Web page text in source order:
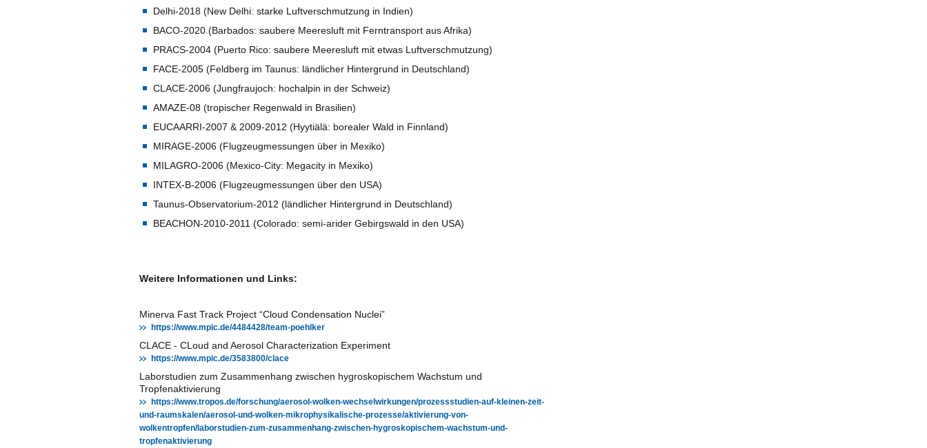
Delhi-2018 (New Delhi: starke Luftverschmutzung in Indien)
BACO-2020 (Barbados: saubere Meeresluft mit Ferntransport aus Afrika)
PRACS-2004 (Puerto Rico: saubere Meeresluft mit etwas Luftverschmutzung)
FACE-2005 (Feldberg im Taunus: ländlicher Hintergrund in Deutschland)
CLACE-2006 (Jungfraujoch: hochalpin in der Schweiz)
AMAZE-08 (tropischer Regenwald in Brasilien)
EUCAARRI-2007 & 2009-2012 (Hyytiälä: borealer Wald in Finnland)
MIRAGE-2006 (Flugzeugmessungen über in Mexiko)
MILAGRO-2006 (Mexico-City: Megacity in Mexiko)
INTEX-B-2006 (Flugzeugmessungen über den USA)
Taunus-Observatorium-2012 (ländlicher Hintergrund in Deutschland)
BEACHON-2010-2011 (Colorado: semi-arider Gebirgswald in den USA)
Weitere Informationen und Links:
Minerva Fast Track Project “Cloud Condensation Nuclei”
https://www.mpic.de/4484428/team-poehlker
CLACE - CLoud and Aerosol Characterization Experiment
https://www.mpic.de/3583800/clace
Laborstudien zum Zusammenhang zwischen hygroskopischem Wachstum und
Tropfenaktivierung
https://www.tropos.de/forschung/aerosol-wolken-wechselwirkungen/prozessstudien-auf-kleinen-zeit-
und-raumskalen/aerosol-und-wolken-mikrophysikalische-prozesse/aktivierung-von-
wolkentropfen/laborstudien-zum-zusammenhang-zwischen-hygroskopischem-wachstum-und-
tropfenaktivierung